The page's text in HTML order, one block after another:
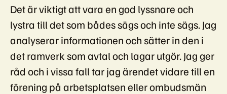
Det är viktigt att vara en god lyssnare och
lystra till det som bådes sägs och inte sägs. Jag
analyserar informationen och sätter in den i
det ramverk som avtal och lagar utgör. Jag ger
råd och i vissa fall tar jag ärendet vidare till en
förening på arbetsplatsen eller ombudsmän